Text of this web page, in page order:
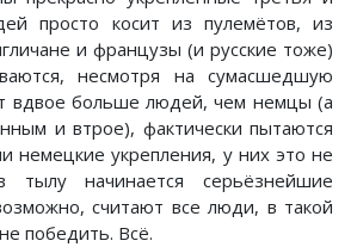
просто косит из пулемётов, из
и французы (и русские тоже)
несмотря на сумасшедшую
вдвое больше людей, чем немцы (а
и втрое), фактически пытаются
немецкие укрепления, у них это не
тылу начинается серьёзнейшие
считают все люди, в такой
победить. Всё.